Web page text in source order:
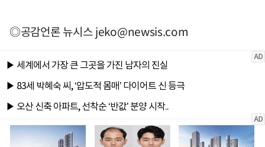
◎공감언론 뉴시스jeko@newsis.com